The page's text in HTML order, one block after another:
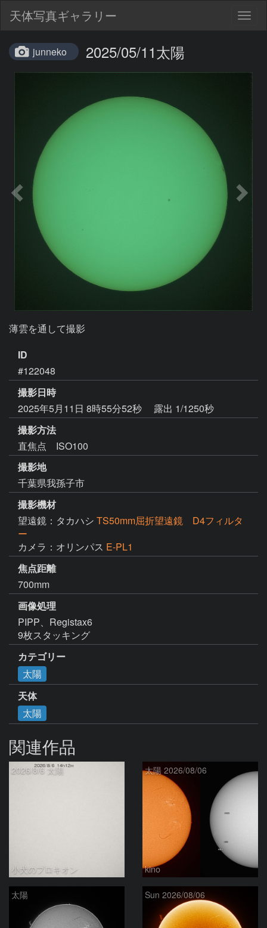
天体写真ギャラリー
junneko 2025/05/11太陽
薄雲を通して撮影
ID
#122048
撮影日時
2025年5月11日 8時55分52秒
露出 1/1250秒
撮影方法
直焦点 ISO100
撮影地
千葉県我孫子市
撮影機材
望遠鏡：タカハシ TS50mm屈折望遠鏡 D4フィルタ
ー
カメラ：オリンパス E-PL1
焦点距離
700mm
画像処理
PIPP、Registax6
9枚スタッキング
カテゴリー
太陽
天体
太陽
関連作品
2026/8/6 太陽
小犬のプロキオン
太陽 2026/08/06
kino
太陽 Sun 2026/08/06